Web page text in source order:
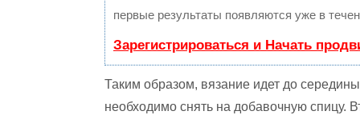
первые результаты появляются уже в
Зарегистрироваться и Начать
Таким образом, вязание идет до
необходимо снять на добавочную спицу.